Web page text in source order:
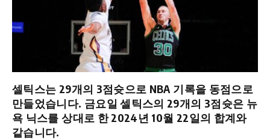
셀틱스는 29개의 3점슛으로 NBA 기록을 동점으로
만들었습니다. 금요일 셀틱스의 29개의 3점슛은 뉴
욕 닉스를 상대로 한 2024년 10월 22일의 합계와
같습니다.